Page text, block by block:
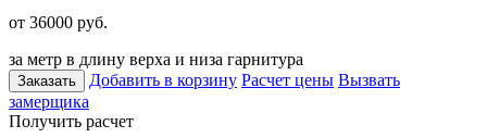
от 36000 руб.
за метр в длину верха и низа гарнитура
Заказать Добавить в корзину Расчет цены Вызвать
замерщика
Получить расчет